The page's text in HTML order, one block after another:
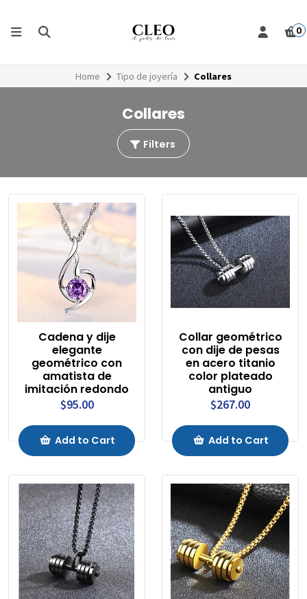
0
Home Tipo de joyería Collares
Collares
Filters
Cadena y dije
elegante
geométrico con
amatista de
imitación redondo
$95.00
Add to Cart
Collar geométrico
con dije de pesas
en acero titanio
color plateado
antiguo
$267.00
Add to Cart